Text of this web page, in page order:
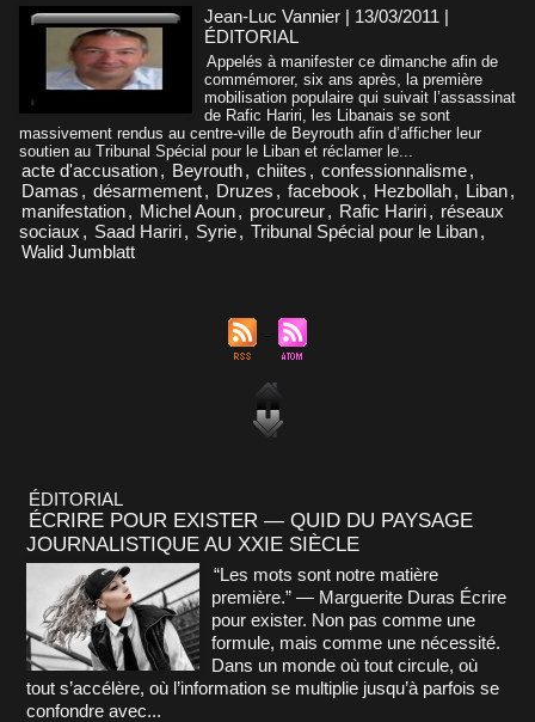
Jean-Luc Vannier | 13/03/2011 |
ÉDITORIAL
Appelés à manifester ce dimanche afin de
commémorer, six ans après, la première
mobilisation populaire qui suivait l’assassinat
de Rafic Hariri, les Libanais se sont
massivement rendus au centre-ville de Beyrouth afin d’afficher leur
soutien au Tribunal Spécial pour le Liban et réclamer le...
acte d'accusation, Beyrouth, chiites , confessionnalisme,
Damas , désarmement, Druzes , facebook , Hezbollah, Liban,
manifestation, Michel Aoun, procureur, Rafic Hariri, réseaux
sociaux , Saad Hariri, Syrie, Tribunal Spécial pour le Liban,
Walid Jumblatt
ÉDITORIAL
ÉCRIRE POUR EXISTER — QUID DU PAYSAGE
JOURNALISTIQUE AU XXIE SIÈCLE
“Les mots sont notre matière
première.” — Marguerite Duras Écrire
pour exister. Non pas comme une
formule, mais comme une nécessité.
Dans un monde où tout circule, où
tout s’accélère, où l’information se multiplie jusqu’à parfois se
confondre avec...